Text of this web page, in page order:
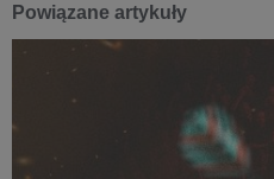
Powiązane artykuły